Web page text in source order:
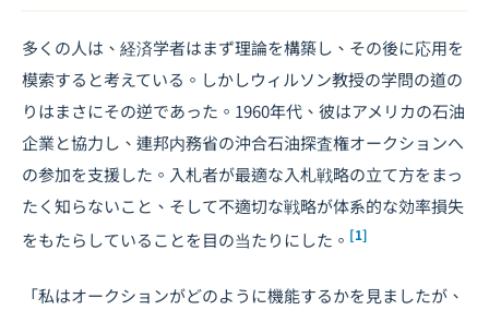
多くの人は、経済学者はまず理論を構築し、その後に応用を
模索すると考えている。しかしウィルソン教授の学問の道の
りはまさにその逆であった。1960年代、彼はアメリカの石油
企業と協力し、連邦内務省の沖合石油探査権オークションへ
の参加を支援した。入札者が最適な入札戦略の立て方をまっ
たく知らないこと、そして不適切な戦略が体系的な効率損失
をもたらしていることを目の当たりにした。 [1]
「私はオークションがどのように機能するかを見ましたが、